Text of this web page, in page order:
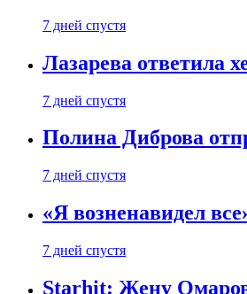
7 дней спустя
Лазарева ответила
7 дней спустя
Полина Диброва
7 дней спустя
«Я возненавидел
7 дней спустя
Starhit: Жену